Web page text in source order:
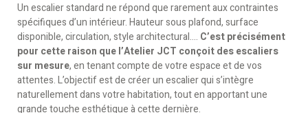
Un escalier standard ne répond que rarement aux contraintes
spécifiques d’un intérieur. Hauteur sous plafond, surface
disponible, circulation, style architectural…. C’est précisément
pour cette raison que l’Atelier JCT conçoit des escaliers
sur mesure, en tenant compte de votre espace et de vos
attentes. L’objectif est de créer un escalier qui s’intègre
naturellement dans votre habitation, tout en apportant une
grande touche esthétique à cette dernière.